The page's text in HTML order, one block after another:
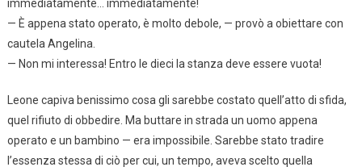
immediatamente… immediatamente!
— È appena stato operato, è molto debole, — provò a obiettare con
cautela Angelina.
— Non mi interessa! Entro le dieci la stanza deve essere vuota!
Leone capiva benissimo cosa gli sarebbe costato quell’atto di sfida,
quel rifiuto di obbedire. Ma buttare in strada un uomo appena
operato e un bambino — era impossibile. Sarebbe stato tradire
l’essenza stessa di ciò per cui, un tempo, aveva scelto quella